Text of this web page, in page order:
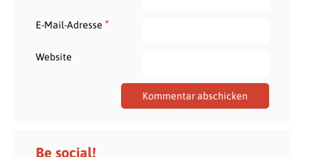
E-Mail-Adresse *
Website
Be social!